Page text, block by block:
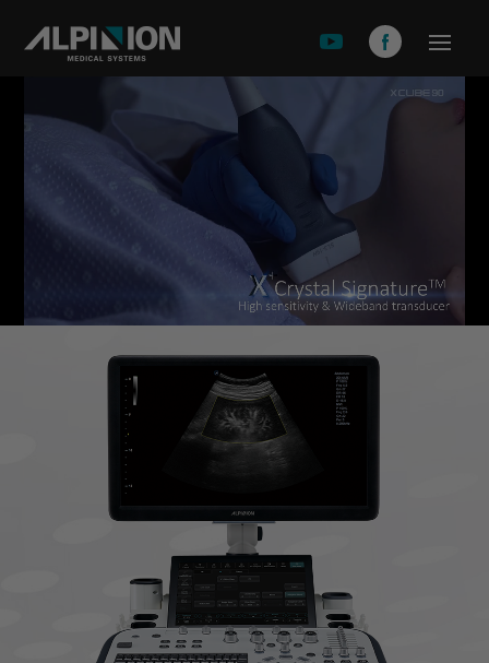
關於安倍影
品牌故事
產品介紹
X-CUBE 90
X-CUBE 60
E-CUEB 8 Series
活動資訊